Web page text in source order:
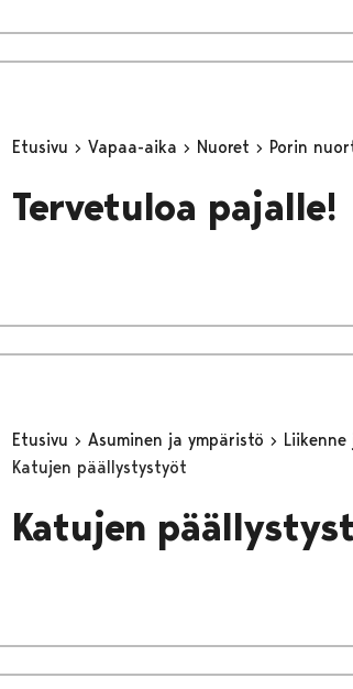
Etusivu Vapaa-aika Nuoret Porin
Tervetuloa pajalle!
Etusivu Asuminen ja ympäristö Liikenne
Katujen päällystystyöt
Katujen